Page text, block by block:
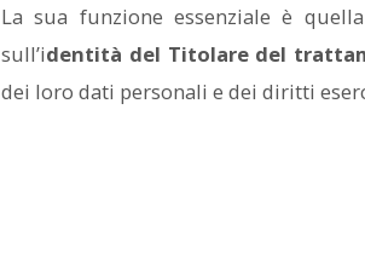
La sua funzione essenziale è
sull’identità del Titolare del
dei loro dati personali e dei diritti